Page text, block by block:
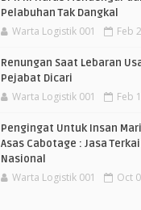
Pelabuhan Tak Dangkal
Warta Logistik 001 Feb
Renungan Saat Lebaran
Pejabat Dicari
Warta Logistik 001 Feb
Pengingat Untuk Insan
Asas Cabotage : Jasa
Nasional
Warta Logistik 001 Oct